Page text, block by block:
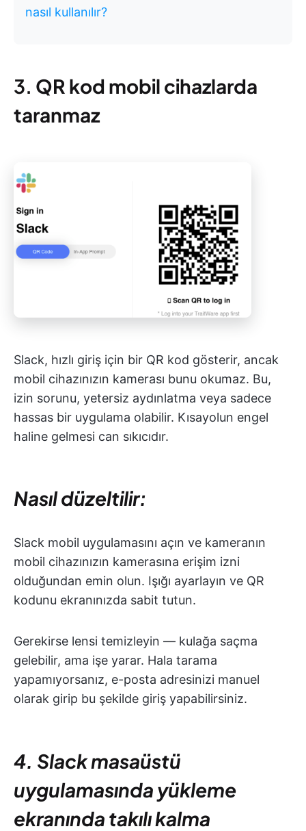
nasıl kullanılır?
3. QR kod mobil cihazlarda
taranmaz
Slack, hızlı giriş için bir QR kod gösterir, ancak
mobil cihazınızın kamerası bunu okumaz. Bu,
izin sorunu, yetersiz aydınlatma veya sadece
hassas bir uygulama olabilir. Kısayolun engel
haline gelmesi can sıkıcıdır.
Nasıl düzeltilir:
Slack mobil uygulamasını açın ve kameranın
mobil cihazınızın kamerasına erişim izni
olduğundan emin olun. Işığı ayarlayın ve QR
kodunu ekranınızda sabit tutun.
Gerekirse lensi temizleyin — kulağa saçma
gelebilir, ama işe yarar. Hala tarama
yapamıyorsanız, e-posta adresinizi manuel
olarak girip bu şekilde giriş yapabilirsiniz.
4. Slack masaüstü
uygulamasında yükleme
ekranında takılı kalma